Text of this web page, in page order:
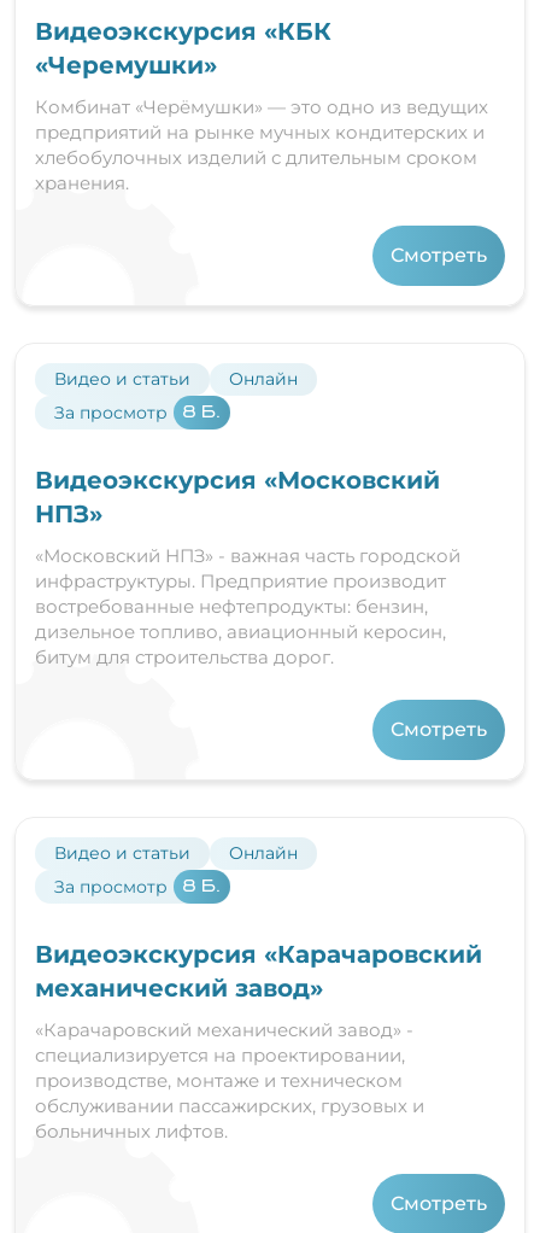
Видеоэкскурсия «КБК
«Черемушки»
Комбинат «Черёмушки» — это одно из ведущих
предприятий на рынке мучных кондитерских и
хлебобулочных изделий с длительным сроком
хранения.
Смотреть
Видео и статьи
Онлайн
За просмотр
8 Б.
Видеоэкскурсия «Московский
НПЗ»
«Московский НПЗ» - важная часть городской
инфраструктуры. Предприятие производит
востребованные нефтепродукты: бензин,
дизельное топливо, авиационный керосин,
битум для строительства дорог.
Смотреть
Видео и статьи
Онлайн
За просмотр
8 Б.
Видеоэкскурсия «Карачаровский
механический завод»
«Карачаровский механический завод» -
специализируется на проектировании,
производстве, монтаже и техническом
обслуживании пассажирских, грузовых и
больничных лифтов.
Смотреть